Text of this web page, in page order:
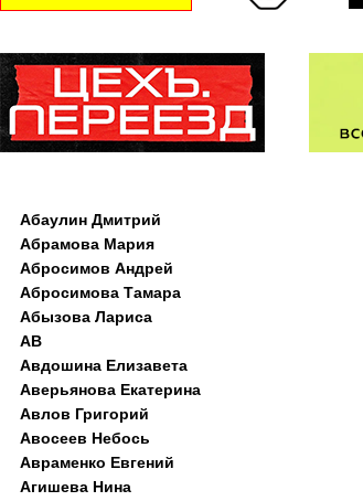
Абаулин Дмитрий
Абрамова Мария
Абросимов Андрей
Абросимова Тамара
Абызова Лариса
АВ
Авдошина Елизавета
Аверьянова Екатерина
Авлов Григорий
Авосеев Небось
Авраменко Евгений
Агишева Нина